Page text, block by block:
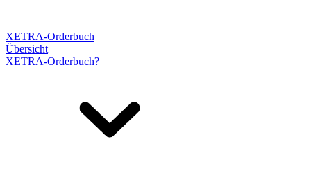
XETRA-Orderbuch
Übersicht
XETRA-Orderbuch?